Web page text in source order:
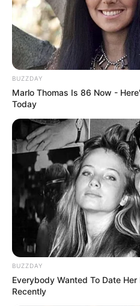
BUZZDAY
Marlo Thomas Is 86 Now -
Today
BUZZDAY
Everybody Wanted To Date
Recently